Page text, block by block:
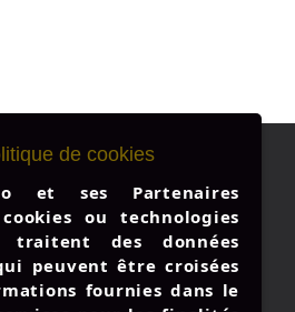
À LA MER
NOUS
de cookies
et ses Partenaires
ou technologies
traitent des données
peuvent être croisées
fournies dans le